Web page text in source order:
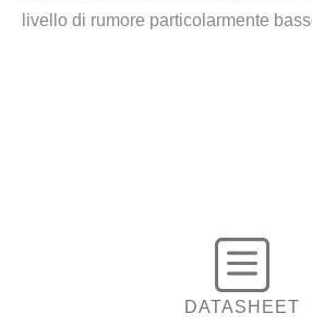
livello di rumore particolarmente
DATASHEET